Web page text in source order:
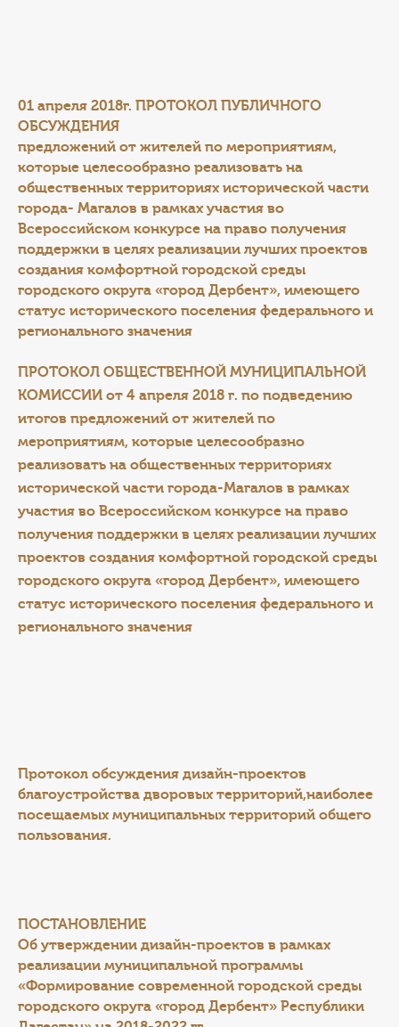
01 апреля 2018г. ПРОТОКОЛ ПУБЛИЧНОГО
ОБСУЖДЕНИЯ
предложений от жителей по мероприятиям,
которые целесообразно реализовать на
общественных территориях исторической части
города- Магалов в рамках участия во
Всероссийском конкурсе на право получения
поддержки в целях реализации лучших проектов
создания комфортной городской среды
городского округа «город Дербент», имеющего
статус исторического поселения федерального и
регионального значения
ПРОТОКОЛ ОБЩЕСТВЕННОЙ МУНИЦИПАЛЬНОЙ
КОМИССИИ от 4 апреля 2018 г. по подведению
итогов предложений от жителей по
мероприятиям, которые целесообразно
реализовать на общественных территориях
исторической части города-Магалов в рамках
участия во Всероссийском конкурсе на право
получения поддержки в целях реализации лучших
проектов создания комфортной городской среды
городского округа «город Дербент», имеющего
статус исторического поселения федерального и
регионального значения
Протокол обсуждения дизайн-проектов
благоустройства дворовых территорий,наиболее
посещаемых муниципальных территорий общего
пользования.
ПОСТАНОВЛЕНИЕ
Об утверждении дизайн-проектов в рамках
реализации муниципальной программы
«Формирование современной городской среды
городского округа «город Дербент» Республики